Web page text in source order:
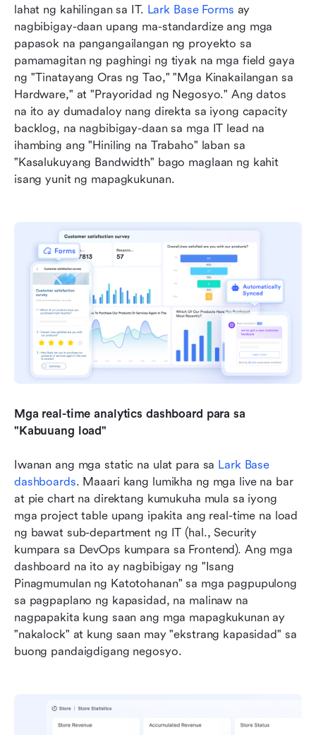
lahat ng kahilingan sa IT. Lark Base Forms ay
nagbibigay-daan upang ma-standardize ang mga
papasok na pangangailangan ng proyekto sa
pamamagitan ng paghingi ng tiyak na mga field gaya
ng "Tinatayang Oras ng Tao," "Mga Kinakailangan sa
Hardware," at "Prayoridad ng Negosyo." Ang datos
na ito ay dumadaloy nang direkta sa iyong capacity
backlog, na nagbibigay-daan sa mga IT lead na
ihambing ang "Hiniling na Trabaho" laban sa
"Kasalukuyang Bandwidth" bago maglaan ng kahit
isang yunit ng mapagkukunan.
Mga real-time analytics dashboard para sa
"Kabuuang load"
Iwanan ang mga static na ulat para sa Lark Base
dashboards. Maaari kang lumikha ng mga live na bar
at pie chart na direktang kumukuha mula sa iyong
mga project table upang ipakita ang real-time na load
ng bawat sub-department ng IT (hal., Security
kumpara sa DevOps kumpara sa Frontend). Ang mga
dashboard na ito ay nagbibigay ng "Isang
Pinagmumulan ng Katotohanan" sa mga pagpupulong
sa pagpaplano ng kapasidad, na malinaw na
nagpapakita kung saan ang mga mapagkukunan ay
"nakalock" at kung saan may "ekstrang kapasidad" sa
buong pandaigdigang negosyo.